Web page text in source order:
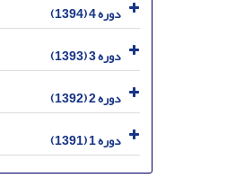
دوره 4 (1394)
دوره 3 (1393)
دوره 2 (1392)
دوره 1 (1391)